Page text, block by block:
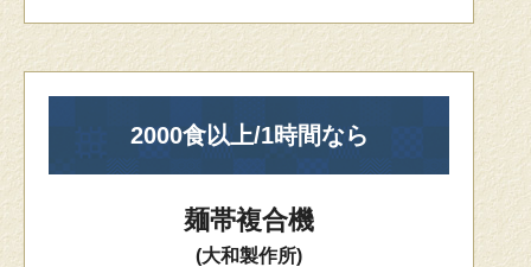
2000食以上/1時間なら
麺帯複合機
(大和製作所)